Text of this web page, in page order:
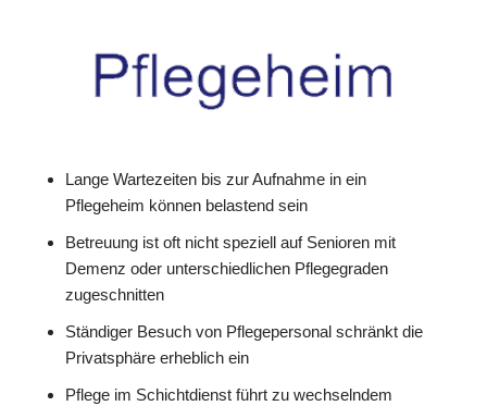
Lange Wartezeiten bis zur Aufnahme in ein
Pflegeheim können belastend sein
Betreuung ist oft nicht speziell auf Senioren mit
Demenz oder unterschiedlichen Pflegegraden
zugeschnitten
Ständiger Besuch von Pflegepersonal schränkt die
Privatsphäre erheblich ein
Pflege im Schichtdienst führt zu wechselndem